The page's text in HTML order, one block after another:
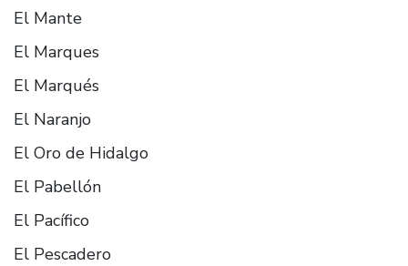
El Mante
El Marques
El Marqués
El Naranjo
El Oro de Hidalgo
El Pabellón
El Pacífico
El Pescadero